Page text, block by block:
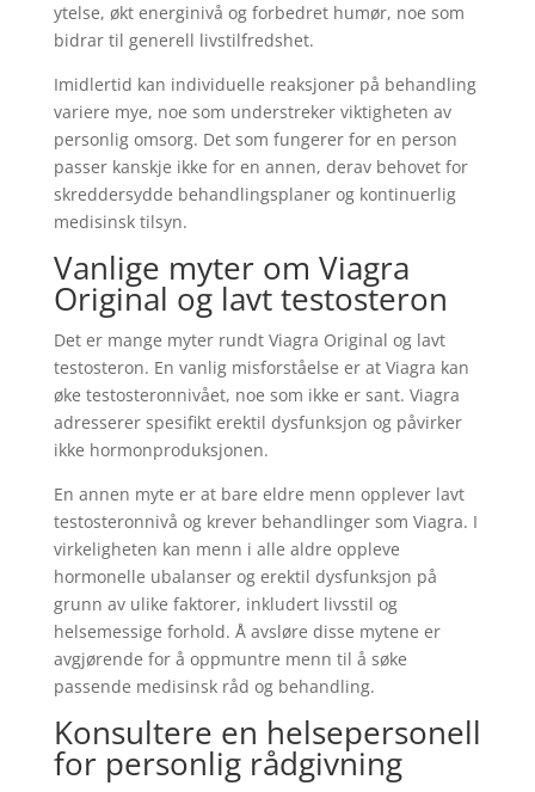
ytelse, økt energinivå og forbedret humør, noe som
bidrar til generell livstilfredshet.
Imidlertid kan individuelle reaksjoner på behandling
variere mye, noe som understreker viktigheten av
personlig omsorg. Det som fungerer for en person
passer kanskje ikke for en annen, derav behovet for
skreddersydde behandlingsplaner og kontinuerlig
medisinsk tilsyn.
Vanlige myter om Viagra
Original og lavt testosteron
Det er mange myter rundt Viagra Original og lavt
testosteron. En vanlig misforståelse er at Viagra kan
øke testosteronnivået, noe som ikke er sant. Viagra
adresserer spesifikt erektil dysfunksjon og påvirker
ikke hormonproduksjonen.
En annen myte er at bare eldre menn opplever lavt
testosteronnivå og krever behandlinger som Viagra. I
virkeligheten kan menn i alle aldre oppleve
hormonelle ubalanser og erektil dysfunksjon på
grunn av ulike faktorer, inkludert livsstil og
helsemessige forhold. Å avsløre disse mytene er
avgjørende for å oppmuntre menn til å søke
passende medisinsk råd og behandling.
Konsultere en helsepersonell
for personlig rådgivning